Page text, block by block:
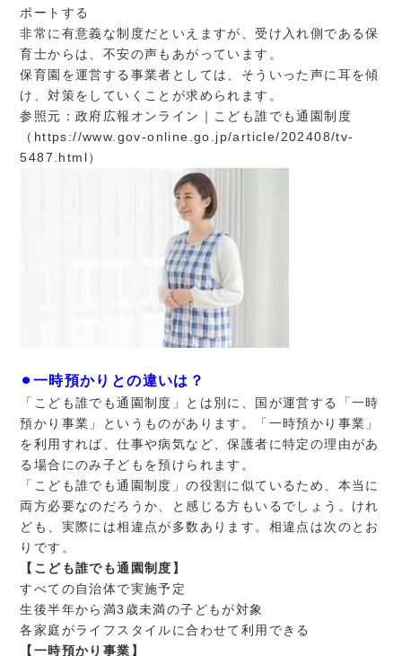
ポートする
非常に有意義な制度だといえますが、受け入れ側である保
育士からは、不安の声もあがっています。
保育園を運営する事業者としては、そういった声に耳を傾
け、対策をしていくことが求められます。
参照元：政府広報オンライン｜こども誰でも通園制度
（ https://www.gov-online.go.jp/article/202408/tv-
5487.html）
⚫︎一時預かりとの違いは？
「こども誰でも通園制度」とは別に、国が運営する「一時
預かり事業」というものがあります。「一時預かり事業」
を利用すれば、仕事や病気など、保護者に特定の理由があ
る場合にのみ子どもを預けられます。
「こども誰でも通園制度」の役割に似ているため、本当に
両方必要なのだろうか、と感じる方もいるでしょう。けれ
ども、実際には相違点が多数あります。相違点は次のとお
りです。
【こども誰でも通園制度】
すべての自治体で実施予定
生後半年から満3歳未満の子どもが対象
各家庭がライフスタイルに合わせて利用できる
【一時預かり事業】